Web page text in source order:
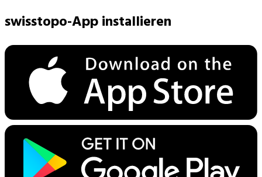
swisstopo-App installieren